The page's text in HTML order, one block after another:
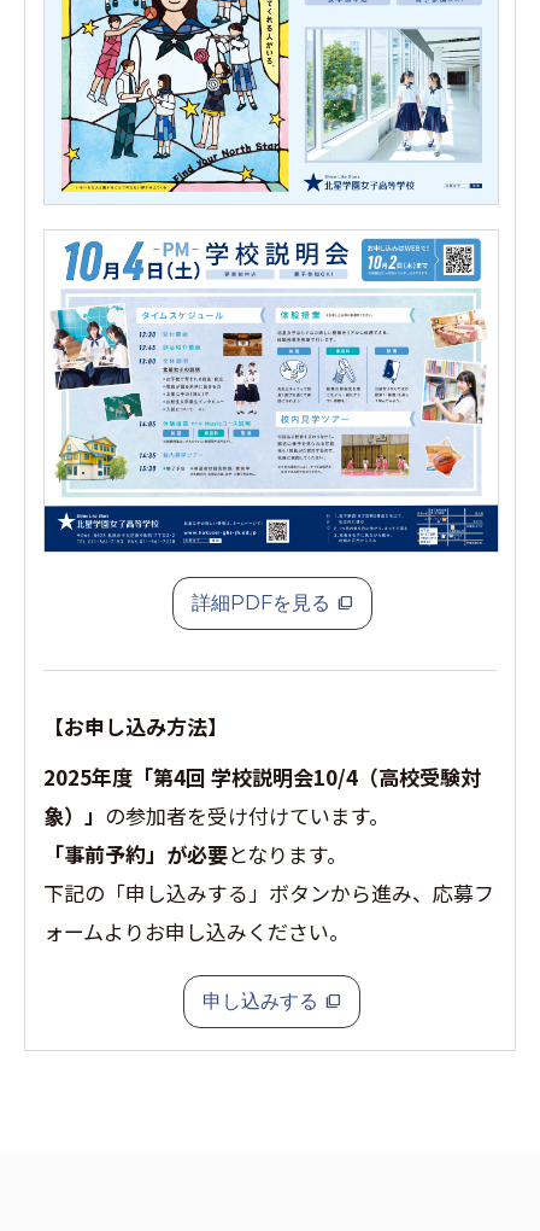
詳細PDFを見る
【お申し込み方法】
2025年度「第4回 学校説明会10/4（高校受験対
象）」 の参加者を受け付けています。
「事前予約」が必要となります。
下記の「申し込みする」ボタンから進み、応募フ
ォームよりお申し込みください。
申し込みする